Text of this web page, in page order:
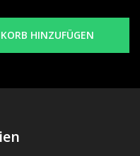
HINZUFÜGEN